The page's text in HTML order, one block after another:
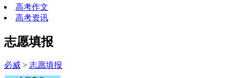
高考作文
高考资讯
志愿填报
必威 > 志愿填报